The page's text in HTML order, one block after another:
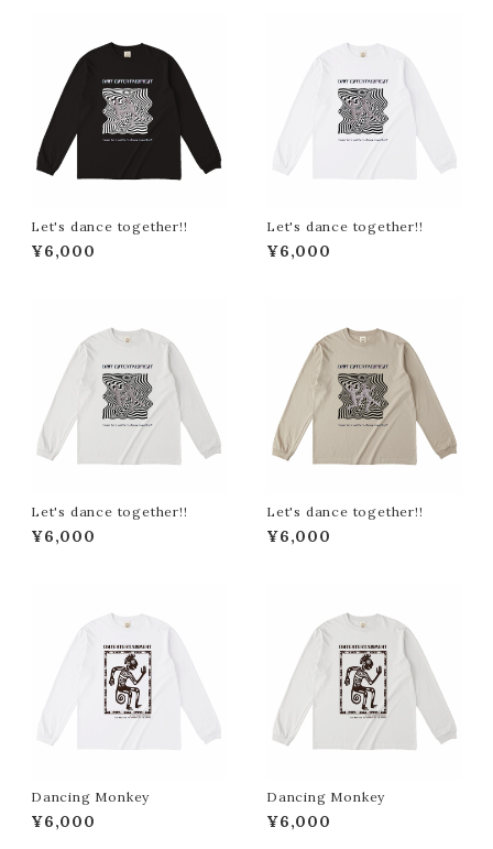
Let's dance together!!
¥6,000
Let's dance together!!
¥6,000
Let's dance together!!
¥6,000
Let's dance together!!
¥6,000
Dancing Monkey
¥6,000
Dancing Monkey
¥6,000